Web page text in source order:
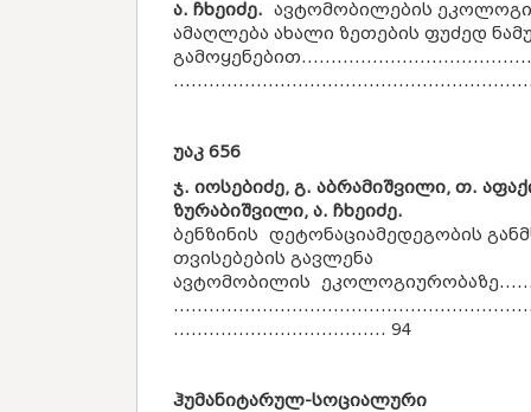
ა. ჩხეიძე. ავტომობილების
ამაღლება ახალი ზეთების ფუძედ
უაკ 656
ჯ. იოსებიძე, გ. აბრამიშვილი, თ.
ზურაბიშვილი, ა. ჩხეიძე.
ბენზინის დეტონაციამედეგობის
თვისებების გავლენა
ავტომობილის
.................................... 94
ჰუმანიტარულ-სოციალური